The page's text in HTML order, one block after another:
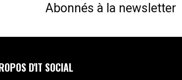
Abonnés à la newsletter
D'IT SOCIAL